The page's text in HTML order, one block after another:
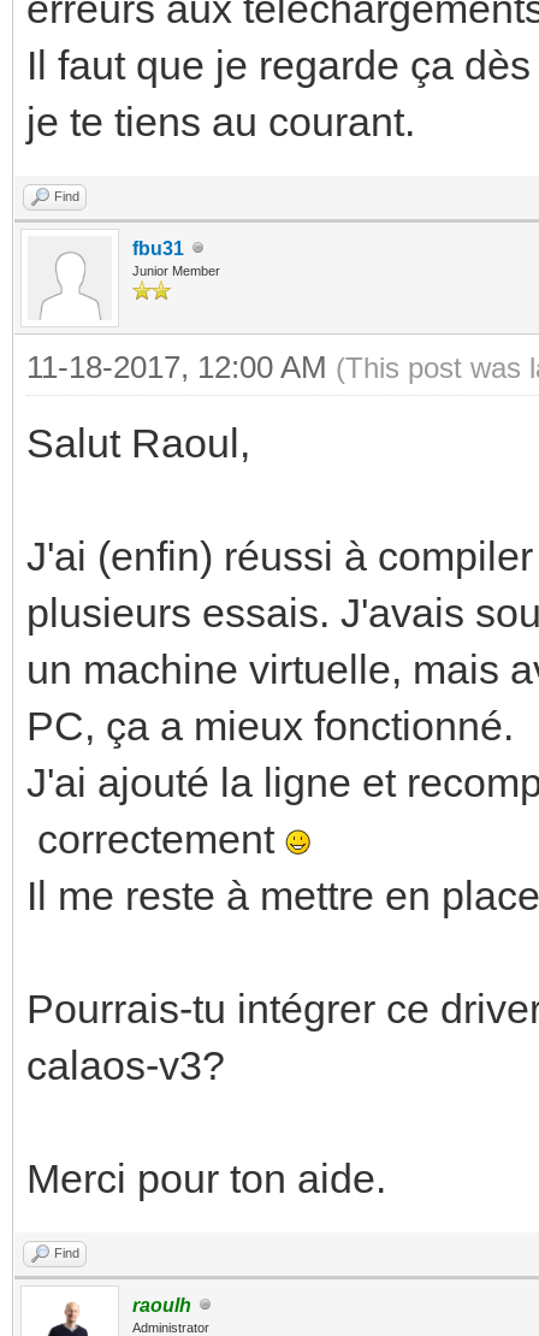
Il faut que je regarde ça
je te tiens au courant.
Find
fbu31
Junior Member
11-18-2017, 12:00 AM (This post was
Salut Raoul,
J'ai (enfin) réussi à
plusieurs essais. J'avais
un machine virtuelle, mais
PC, ça a mieux fonctionné.
J'ai ajouté la ligne et
correctement
Il me reste à mettre en
Pourrais-tu intégrer ce
calaos-v3?
Merci pour ton aide.
Find
raoulh
Administrator